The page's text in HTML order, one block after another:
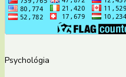
Psychológia